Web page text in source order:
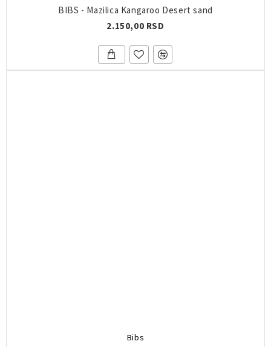
BIBS - Mazilica Kangaroo Desert sand
2.150,00 RSD
Bibs